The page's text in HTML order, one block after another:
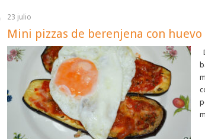
23 julio
Mini pizzas de berenjena con